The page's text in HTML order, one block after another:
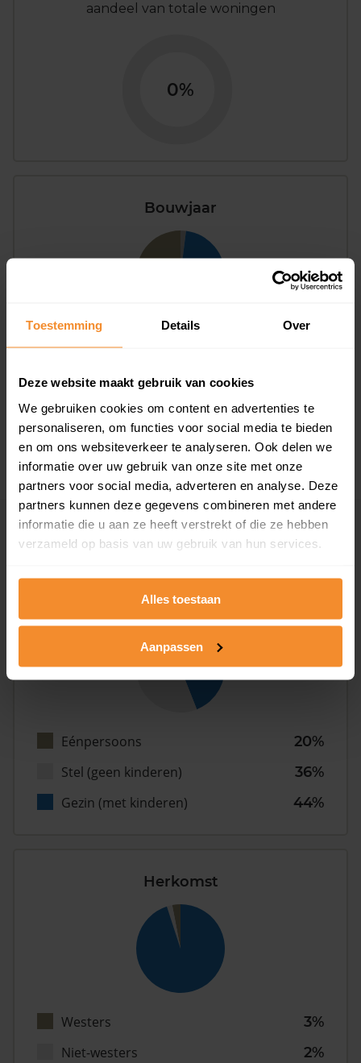
Toestemming Details Over
Deze website maakt gebruik van cookies
We gebruiken cookies om content en advertenties te
personaliseren, om functies voor social media te bieden
en om ons websiteverkeer te analyseren. Ook delen we
informatie over uw gebruik van onze site met onze
partners voor social media, adverteren en analyse. Deze
partners kunnen deze gegevens combineren met andere
informatie die u aan ze heeft verstrekt of die ze hebben
verzameld op basis van uw gebruik van hun services.
Alles toestaan
Aanpassen
aandeel van totale woningen
0%
Bouwjaar
T/m 1945
1946 - 1980
1981 - 2007
24%
2008 of later
Inwoners
Type huishoudens
Eénpersoons
20%
Stel (geen kinderen)
36%
Gezin (met kinderen)
44%
Herkomst
Westers
3%
Niet-westers
2%